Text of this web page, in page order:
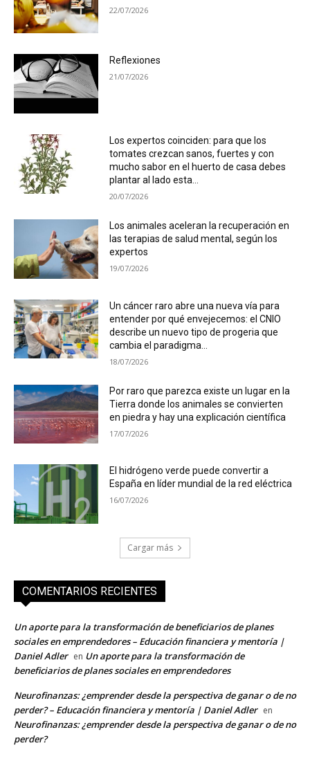
22/07/2026
Reflexiones
21/07/2026
Los expertos coinciden: para que los
tomates crezcan sanos, fuertes y con
mucho sabor en el huerto de casa debes
plantar al lado esta...
20/07/2026
Los animales aceleran la recuperación en
las terapias de salud mental, según los
expertos
19/07/2026
Un cáncer raro abre una nueva vía para
entender por qué envejecemos: el CNIO
describe un nuevo tipo de progeria que
cambia el paradigma...
18/07/2026
Por raro que parezca existe un lugar en la
Tierra donde los animales se convierten
en piedra y hay una explicación científica
17/07/2026
El hidrógeno verde puede convertir a
España en líder mundial de la red eléctrica
16/07/2026
Cargar más
COMENTARIOS RECIENTES
Un aporte para la transformación de beneficiarios de planes
sociales en emprendedores – Educación financiera y mentoría |
Daniel Adler en Un aporte para la transformación de
beneficiarios de planes sociales en emprendedores
Neurofinanzas: ¿emprender desde la perspectiva de ganar o de no
perder? – Educación financiera y mentoría | Daniel Adler en
Neurofinanzas: ¿emprender desde la perspectiva de ganar o de no
perder?